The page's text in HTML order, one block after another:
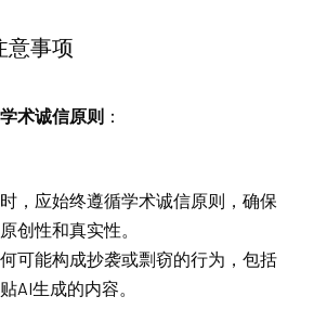
意事项
术诚信原则 ：
，应始终遵循学术诚信原则，确保
创性和真实性。
可能构成抄袭或剽窃的行为，包括
AI生成的内容。